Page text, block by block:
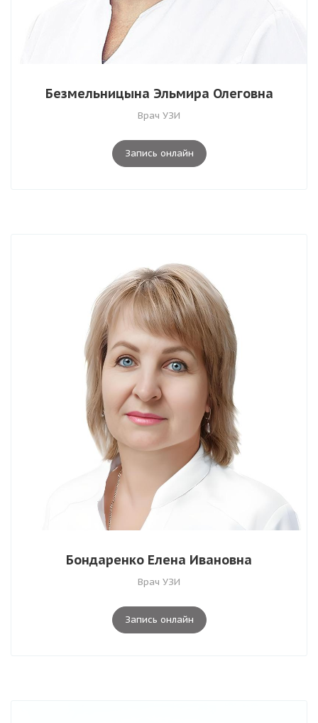
Безмельницына Эльмира Олеговна
Врач УЗИ
Запись онлайн
Бондаренко Елена Ивановна
Врач УЗИ
Запись онлайн